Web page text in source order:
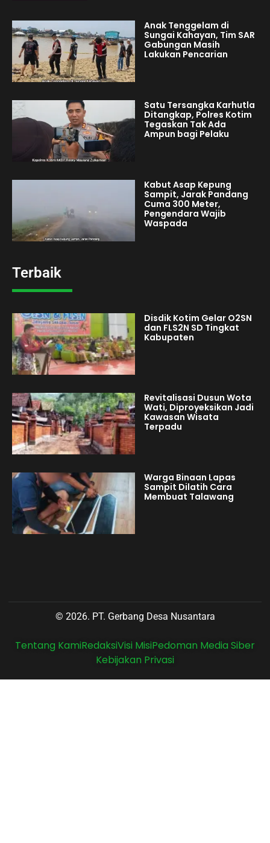
Anak Tenggelam di
Sungai Kahayan, Tim SAR
Gabungan Masih
Lakukan Pencarian
Satu Tersangka Karhutla
Ditangkap, Polres Kotim
Tegaskan Tak Ada
Ampun bagi Pelaku
Kabut Asap Kepung
Sampit, Jarak Pandang
Cuma 300 Meter,
Pengendara Wajib
Waspada
Terbaik
Disdik Kotim Gelar O2SN
dan FLS2N SD Tingkat
Kabupaten
Revitalisasi Dusun Wota
Wati, Diproyeksikan Jadi
Kawasan Wisata
Terpadu
Warga Binaan Lapas
Sampit Dilatih Cara
Membuat Talawang
© 2026. PT. Gerbang Desa Nusantara
Tentang KamiRedaksiVisi MisiPedoman Media Siber
Kebijakan Privasi